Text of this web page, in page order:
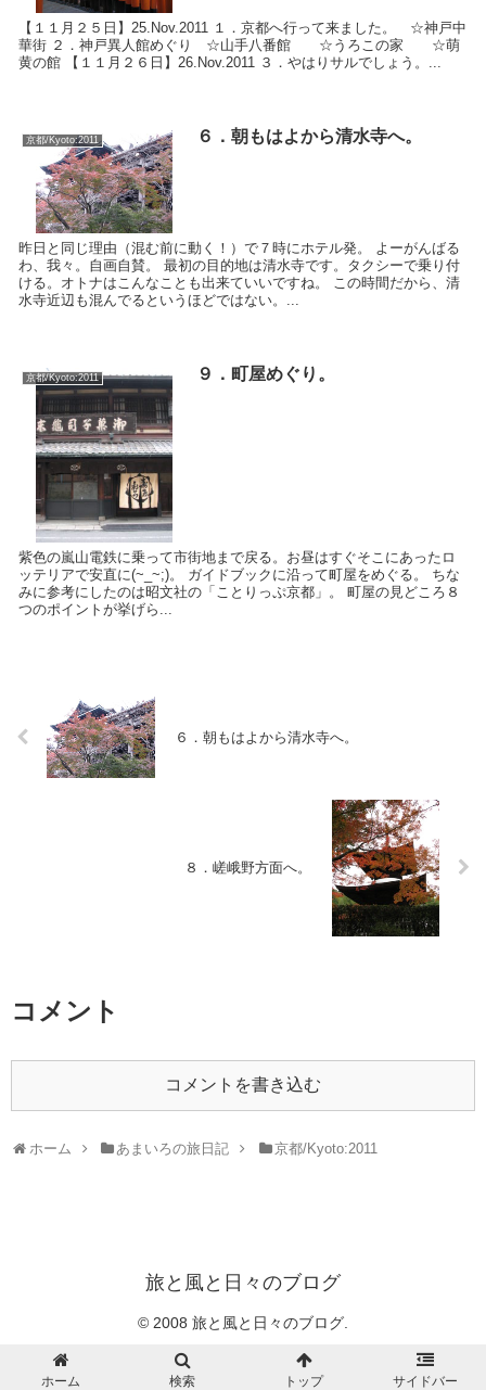
【１１月２５日】25.Nov.2011 １．京都へ行って来ました。 ☆神戸中
華街 ２．神戸異人館めぐり ☆山手八番館 ☆うろこの家 ☆萌
黄の館 【１１月２６日】26.Nov.2011 ３．やはりサルでしょう。...
京都/Kyoto:2011 ６．朝もはよから清水寺へ。
昨日と同じ理由（混む前に動く！）で７時にホテル発。 よーがんばる
わ、我々。自画自賛。 最初の目的地は清水寺です。タクシーで乗り付
ける。オトナはこんなことも出来ていいですね。 この時間だから、清
水寺近辺も混んでるというほどではない。...
京都/Kyoto:2011 ９．町屋めぐり。
紫色の嵐山電鉄に乗って市街地まで戻る。お昼はすぐそこにあったロ
ッテリアで安直に(~_~;)。 ガイドブックに沿って町屋をめぐる。 ちな
みに参考にしたのは昭文社の「ことりっぷ京都」。 町屋の見どころ８
つのポイントが挙げら...
６．朝もはよから清水寺へ。
８．嵯峨野方面へ。
コメント
コメントを書き込む
ホーム あまいろの旅日記 京都/Kyoto:2011
旅と風と日々のブログ
© 2008 旅と風と日々のブログ.
ホーム 検索 トップ サイドバー